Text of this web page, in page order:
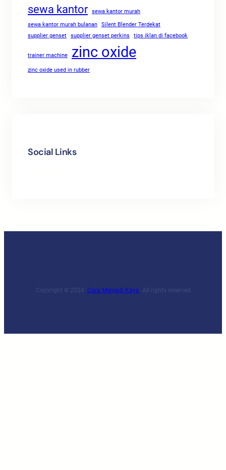
sewa kantor
sewa kantor murah
sewa kantor murah bulanan
Silent Blender Terdekat
supplier genset
supplier genset perkins tips iklan di facebook
trainer machine zinc oxide
zinc oxide used in rubber
Social Links
Copyright © 2024 ·Cara Menjadi Kaya· All rights reserved